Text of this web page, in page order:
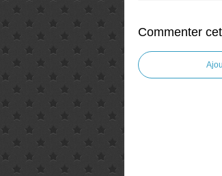
Commenter